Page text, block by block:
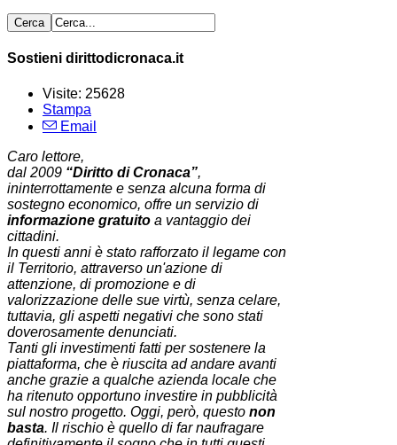
Sostieni dirittodicronaca.it
Visite: 25628
Stampa
Email
Caro lettore,
dal 2009 “Diritto di Cronaca”,
ininterrottamente e senza alcuna forma di
sostegno economico, offre un servizio di
informazione gratuito a vantaggio dei
cittadini.
In questi anni è stato rafforzato il legame con
il Territorio, attraverso un'azione di
attenzione, di promozione e di
valorizzazione delle sue virtù, senza celare,
tuttavia, gli aspetti negativi che sono stati
doverosamente denunciati.
Tanti gli investimenti fatti per sostenere la
piattaforma, che è riuscita ad andare avanti
anche grazie a qualche azienda locale che
ha ritenuto opportuno investire in pubblicità
sul nostro progetto. Oggi, però, questo non
basta. Il rischio è quello di far naufragare